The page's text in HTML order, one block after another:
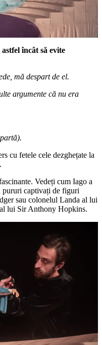
încât să evite
mă despart de el.
argumente că nu era
cu fetele cele dezghețate la
Vedeți cum Iago a
pururi captivați de figuri
sau colonelul Landa al lui
lui Sir Anthony Hopkins.